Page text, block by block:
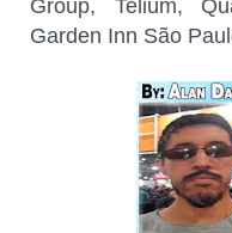
Group, Telium,
Garden Inn São